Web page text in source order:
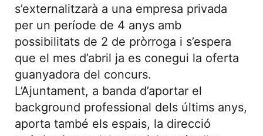
s’externalitzarà a una empresa privada
per un període de 4 anys amb
possibilitats de 2 de pròrroga i s’espera
que el mes d’abril ja es conegui la oferta
guanyadora del concurs.
L’Ajuntament, a banda d’aportar el
background professional dels últims anys,
aporta també els espais, la direcció